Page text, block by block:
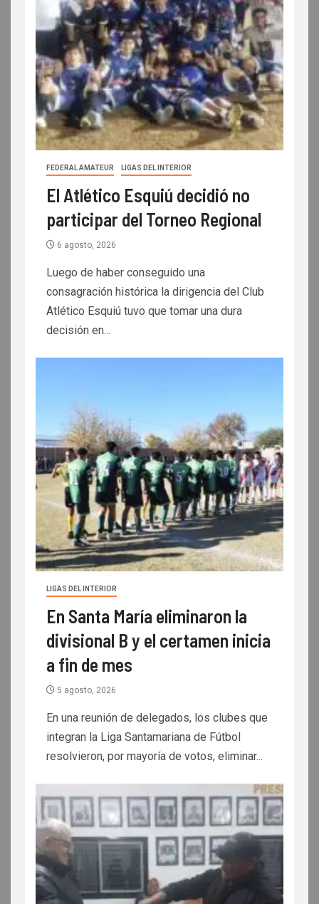
FEDERAL AMATEUR LIGAS DEL INTERIOR
El Atlético Esquiú decidió no
participar del Torneo Regional
6 agosto, 2026
Luego de haber conseguido una
consagración histórica la dirigencia del Club
Atlético Esquiú tuvo que tomar una dura
decisión en...
LIGAS DEL INTERIOR
En Santa María eliminaron la
divisional B y el certamen inicia
a fin de mes
5 agosto, 2026
En una reunión de delegados, los clubes que
integran la Liga Santamariana de Fútbol
resolvieron, por mayoría de votos, eliminar...